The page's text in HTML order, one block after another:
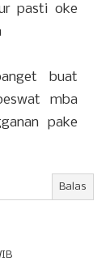
pasti oke
buat
mba
pake
Balas